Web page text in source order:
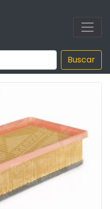
Buscar